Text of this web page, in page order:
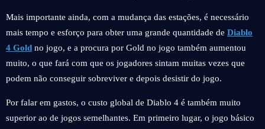
Mais importante ainda, com a mudança das estações, é necessário
mais tempo e esforço para obter uma grande quantidade de Diablo
4 Gold no jogo, e a procura por Gold no jogo também aumentou
muito, o que fará com que os jogadores sintam muitas vezes que
podem não conseguir sobreviver e depois desistir do jogo.
Por falar em gastos, o custo global de Diablo 4 é também muito
superior ao de jogos semelhantes. Em primeiro lugar, o jogo básico